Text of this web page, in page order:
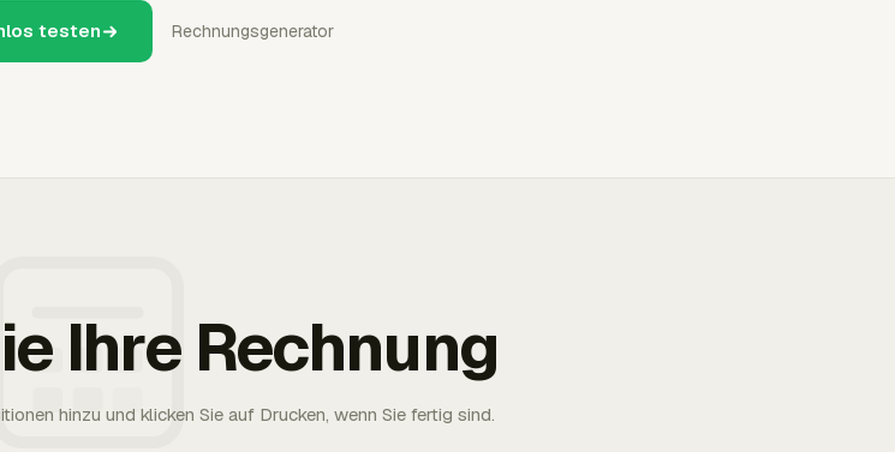
testen Rechnungsgenerator
Ihre Rechnung
hinzu und klicken Sie auf Drucken, wenn Sie fertig sind.